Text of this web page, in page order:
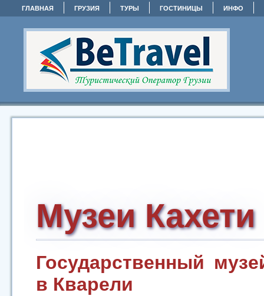
ГЛАВНАЯ ГРУЗИЯ ТУРЫ ГОСТИНИЦЫ ИНФО
Музеи Кахети
Государственный
в Кварели